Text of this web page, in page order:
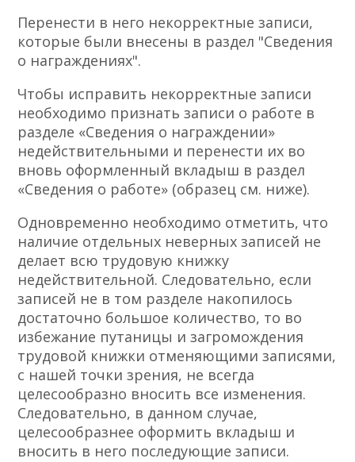
Перенести в него некорректные записи,
которые были внесены в раздел "Сведения
о награждениях".
Чтобы исправить некорректные записи
необходимо признать записи о работе в
разделе «Сведения о награждении»
недействительными и перенести их во
вновь оформленный вкладыш в раздел
«Сведения о работе» (образец см. ниже).
Одновременно необходимо отметить, что
наличие отдельных неверных записей не
делает всю трудовую книжку
недействительной. Следовательно, если
записей не в том разделе накопилось
достаточно большое количество, то во
избежание путаницы и загромождения
трудовой книжки отменяющими записями,
с нашей точки зрения, не всегда
целесообразно вносить все изменения.
Следовательно, в данном случае,
целесообразнее оформить вкладыш и
вносить в него последующие записи.